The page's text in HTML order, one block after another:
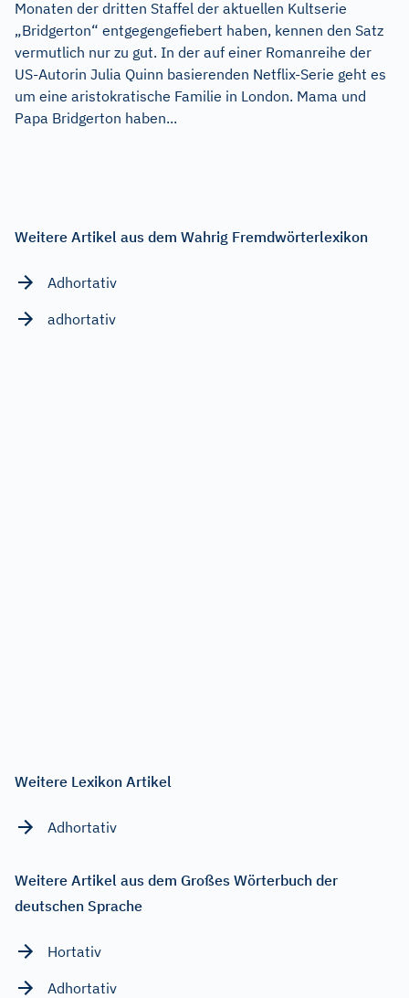
Monaten der dritten Staffel der aktuellen Kultserie
„Bridgerton“ entgegengefiebert haben, kennen den Satz
vermutlich nur zu gut. In der auf einer Romanreihe der
US-Autorin Julia Quinn basierenden Netflix-Serie geht es
um eine aristokratische Familie in London. Mama und
Papa Bridgerton haben...
Weitere Artikel aus dem Wahrig Fremdwörterlexikon
Adhortativ
adhortativ
Weitere Lexikon Artikel
Adhortativ
Weitere Artikel aus dem Großes Wörterbuch der
deutschen Sprache
Hortativ
Adhortativ